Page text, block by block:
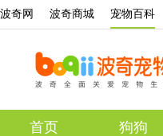
波奇网 波奇商城 宠物百科
首页 狗狗